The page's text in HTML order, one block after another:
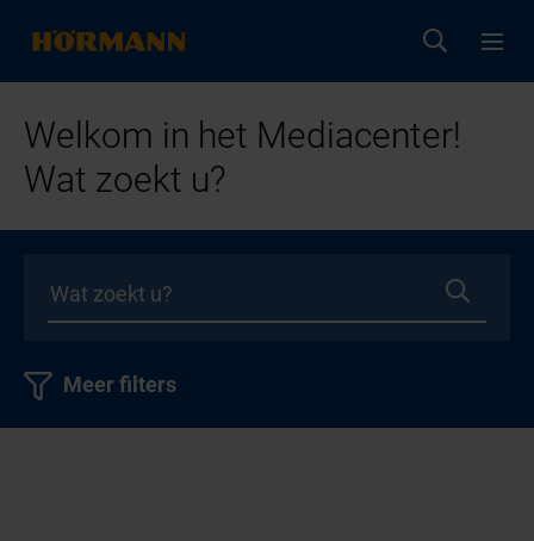
Welkom in het Mediacenter!
Wat zoekt u?
Meer filters